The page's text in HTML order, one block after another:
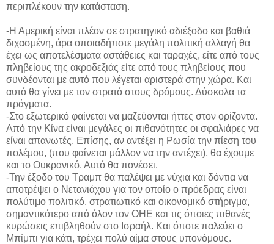
περιπλέκουν την κατάσταση.
-Η Αμερική είναι πλέον σε στρατηγικό αδιέξοδο και βαθιά
διχασμένη, άρα οποιαδήποτε μεγάλη πολιτική αλλαγή θα
έχει ως αποτελέσματα αστάθειες και ταραχές, είτε από τους
πληβείους της ακροδεξιάς είτε από τους πληβείους που
συνδέονται με αυτό που λέγεται αριστερά στην χώρα. Και
αυτό θα γίνει με τον στρατό στους δρόμους. Δύσκολα τα
πράγματα.
-Στο εξωτερικό φαίνεται να μαζεύονται ήττες στον ορίζοντα.
Από την Κίνα είναι μεγάλες οι πιθανότητες οι σφαλιάρες να
είναι απανωτές. Επίσης, αν αντέξει η Ρωσία την πίεση του
πολέμου, (που φαίνεται μάλλον να την αντέχει), θα έχουμε
και το Ουκρανικό. Αυτό θα πονέσει.
-Την έξοδο του Τραμπ θα παλέψει με νύχια και δόντια να
αποτρέψει ο Νετανιάχου για τον οποίο ο πρόεδρας είναι
πολύτιμο πολιτικό, στρατιωτικό και οικονομικό στήριγμα,
σημαντικότερο από όλον τον ΟΗΕ και τις όποιες πιθανές
κυρώσεις επιβληθούν στο Ισραήλ. Και όποτε παλεύει ο
Μπίμπι για κάτι, τρέχει πολύ αίμα στους υπονόμους.